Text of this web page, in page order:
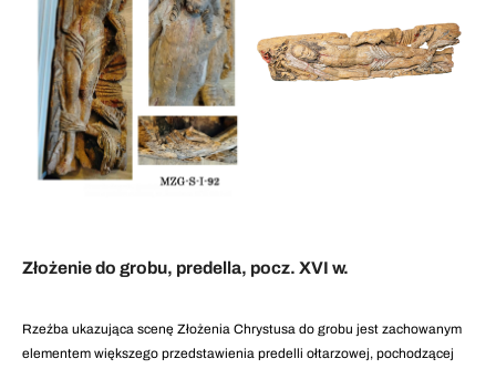
Złożenie do grobu, predella, pocz. XVI w.
Rzeźba ukazująca scenę Złożenia Chrystusa do grobu jest zachowanym
elementem większego przedstawienia predelli ołtarzowej, pochodzącej